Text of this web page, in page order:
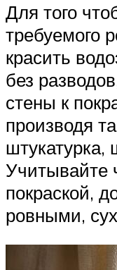
Для того
требуемого
красить
без
стены к
производя
штукатурка,
Учитывайте
покраской,
ровными,